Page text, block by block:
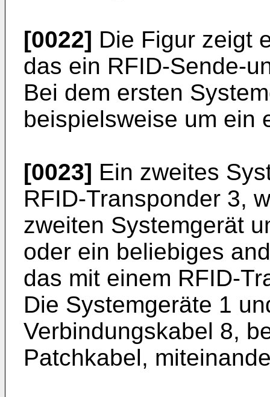
[0022] Die Figur zeigt
das ein RFID-Sende-
Bei dem ersten
beispielsweise um ein
[0023] Ein zweites
RFID-Transponder 3,
zweiten Systemgerät
oder ein beliebiges
das mit einem RFID-
Die Systemgeräte 1
Verbindungskabel 8,
Patchkabel,